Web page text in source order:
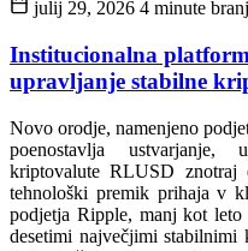
julij 29, 2026 4 minute
Institucionalna
upravljanje stabilne
Novo orodje, namenjeno
poenostavlja
kriptovalute RLUSD znotraj
tehnološki premik prihaja v
podjetja Ripple, manj kot
desetimi največjimi stabilnimi